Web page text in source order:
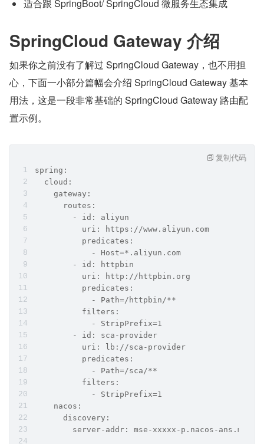
适合跟 SpringBoot/ SpringCloud 微服务生态集成
SpringCloud Gateway 介绍
如果你之前没有了解过 SpringCloud Gateway，也不用担
心，下面一小部分篇幅会介绍 SpringCloud Gateway 基本
用法，这是一段非常基础的 SpringCloud Gateway 路由配
置示例。
spring:
  cloud:
    gateway:
      routes:
        - id: aliyun
          uri: https://www.aliyun.com
          predicates:
            - Host=*.aliyun.com
        - id: httpbin
          uri: http://httpbin.org
          predicates:
            - Path=/httpbin/**
          filters:
            - StripPrefix=1
        - id: sca-provider
          uri: lb://sca-provider
          predicates:
            - Path=/sca/**
          filters:
            - StripPrefix=1
    nacos:
      discovery:
server-addr: mse-xxxxx-p.nacos-
复制代码